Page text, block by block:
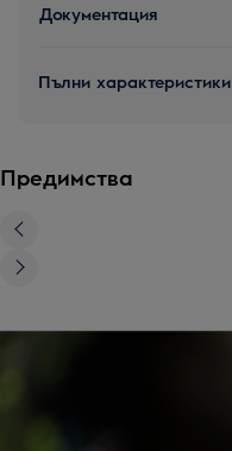
Документация
Пълни характеристики
Предимства